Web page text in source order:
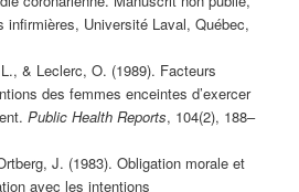
infirmières, Université Laval, Québec,
& Leclerc, O. (1989). Facteurs
des femmes enceintes d’exercer
Public Health Reports, 104(2), 188–
J. (1983). Obligation morale et
avec les intentions